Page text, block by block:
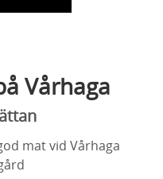
Vårhaga
mat vid Vårhaga